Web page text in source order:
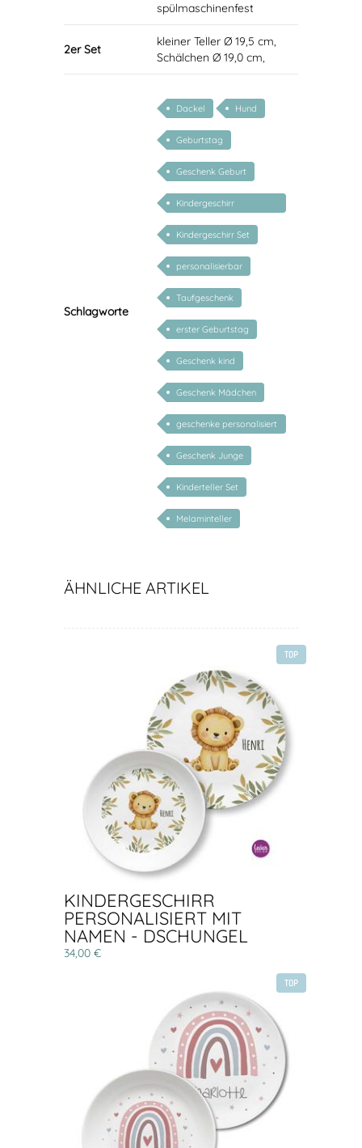
spülmaschinenfest
2er Set
kleiner Teller Ø 19,5 cm,
Schälchen Ø 19,0 cm,
Schlagworte
Dackel Hund
Geburtstag
Geschenk Geburt
Kindergeschirr
personalisiert
Kindergeschirr Set
personalisierbar
Taufgeschenk
erster Geburtstag
Geschenk kind
Geschenk Mädchen
geschenke personalisiert
kinder
Geschenk Junge
Kinderteller Set
Melaminteller
ÄHNLICHE ARTIKEL
TOP
KINDERGESCHIRR
PERSONALISIERT MIT
NAMEN - DSCHUNGEL
34,00 €
TOP